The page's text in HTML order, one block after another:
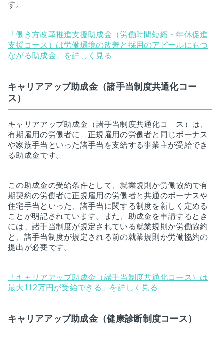
す。
「働き方改革推進支援助成金（労働時間短縮・年休促進
支援コース）は労働環境の改善と採用のアピールにもつ
ながる助成金」を詳しく見る
キャリアアップ助成金（諸手当制度共通化コー
ス）
キャリアアップ助成金（諸手当制度共通化コース）は、
有期雇用の労働者に、正規雇用の労働者と同じボーナス
や家族手当といった諸手当を支給する事業主が受給でき
る助成金です。
この助成金の受給条件として、就業規則か労働協約で有
期契約の労働者に正規雇用の労働者と共通のボーナスや
住宅手当といった、諸手当に関する制度を新しく定める
ことが明記されています。また、助成金を申請するとき
には、諸手当制度が規定されている就業規則か労働協約
と、諸手当制度が規定される前の就業規則か労働協約の
提出が必要です。
「キャリアアップ助成金（諸手当制度共通化コース）は
最大112万円が受給できる」を詳しく見る
キャリアアップ助成金（健康診断制度コース）